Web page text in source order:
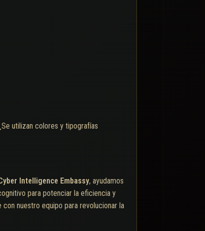
utilizan colores y tipografías
Intelligence Embassy, ayudamos
para potenciar la eficiencia y
nuestro equipo para revolucionar la